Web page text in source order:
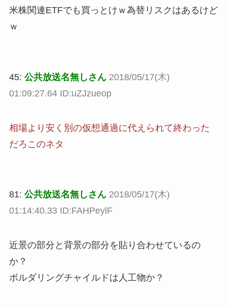
米株関連ETFでも買っとけｗ為替リスクはあるけど
ｗ
45: 公共放送名無しさん 2018/05/17(木)
01:09:27.64 ID:uZJzueop
相場より安く別の仮想通過に代えられて終わった
だろこのネタ
81: 公共放送名無しさん 2018/05/17(木)
01:14:40.33 ID:FAHPeylF
近景の部分と背景の部分を貼り合わせているの
か？
ボルダリングチャイルドは人工物か？